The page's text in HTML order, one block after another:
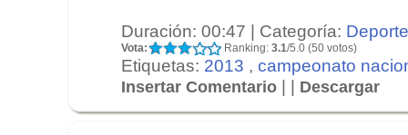
Duración: 00:47 | Categoría:
Vota: Ranking: 3.1/5.0 (50 votos)
Etiquetas: 2013 , campeonato
Insertar Comentario | | Descargar